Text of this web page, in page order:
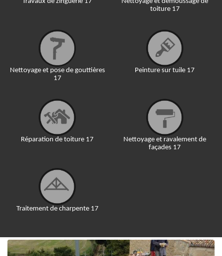
Nettoyage et pose de gouttières
17
Réparation de toiture 17
Traitement de charpente 17
toiture 17
Peinture sur tuile 17
Nettoyage et ravalement de
façades 17